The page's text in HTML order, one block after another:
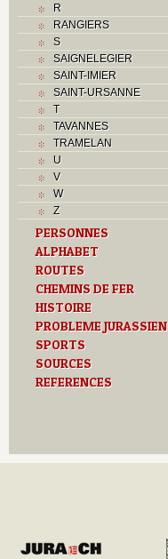
R
RANGIERS
S
SAIGNELEGIER
SAINT-IMIER
SAINT-URSANNE
T
TAVANNES
TRAMELAN
U
V
W
Z
PERSONNES
ALPHABET
ROUTES
CHEMINS DE FER
HISTOIRE
PROBLEME JURASSIEN
SPORTS
SOURCES
REFERENCES